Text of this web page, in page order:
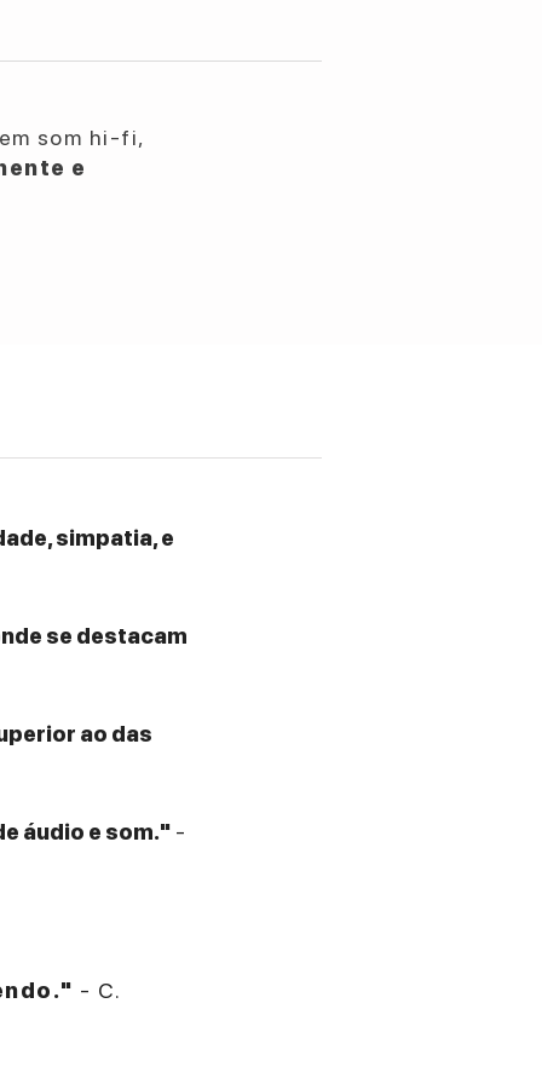
som hi-fi,
e
simpatia, e
se destacam
ao das
áudio e som." -
- C.